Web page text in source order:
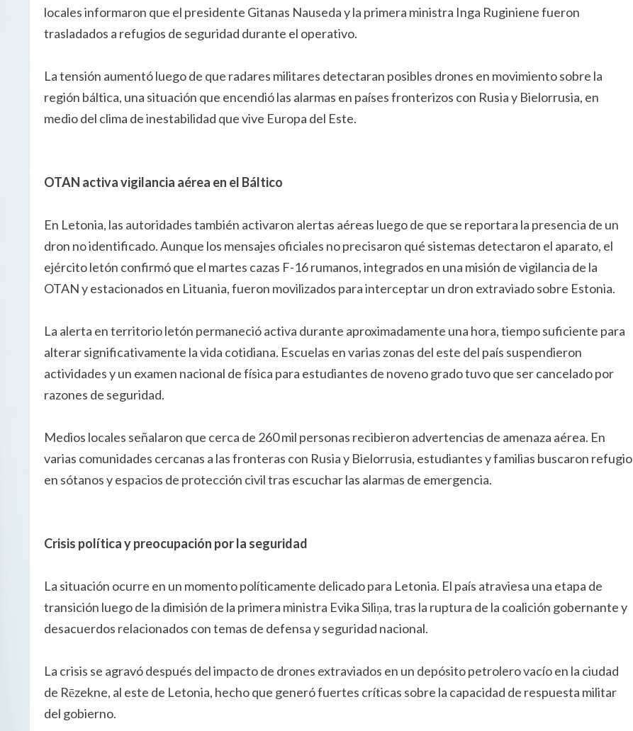
locales informaron que el presidente Gitanas Nauseda y la primera ministra Inga Ruginiene fueron
trasladados a refugios de seguridad durante el operativo.
La tensión aumentó luego de que radares militares detectaran posibles drones en movimiento sobre la
región báltica, una situación que encendió las alarmas en países fronterizos con Rusia y Bielorrusia, en
medio del clima de inestabilidad que vive Europa del Este.
OTAN activa vigilancia aérea en el Báltico
En Letonia, las autoridades también activaron alertas aéreas luego de que se reportara la presencia de un
dron no identificado. Aunque los mensajes oficiales no precisaron qué sistemas detectaron el aparato, el
ejército letón confirmó que el martes cazas F-16 rumanos, integrados en una misión de vigilancia de la
OTAN y estacionados en Lituania, fueron movilizados para interceptar un dron extraviado sobre Estonia.
La alerta en territorio letón permaneció activa durante aproximadamente una hora, tiempo suficiente para
alterar significativamente la vida cotidiana. Escuelas en varias zonas del este del país suspendieron
actividades y un examen nacional de física para estudiantes de noveno grado tuvo que ser cancelado por
razones de seguridad.
Medios locales señalaron que cerca de 260 mil personas recibieron advertencias de amenaza aérea. En
varias comunidades cercanas a las fronteras con Rusia y Bielorrusia, estudiantes y familias buscaron refugio
en sótanos y espacios de protección civil tras escuchar las alarmas de emergencia.
Crisis política y preocupación por la seguridad
La situación ocurre en un momento políticamente delicado para Letonia. El país atraviesa una etapa de
transición luego de la dimisión de la primera ministra Evika Siliņa, tras la ruptura de la coalición gobernante y
desacuerdos relacionados con temas de defensa y seguridad nacional.
La crisis se agravó después del impacto de drones extraviados en un depósito petrolero vacío en la ciudad
de Rēzekne, al este de Letonia, hecho que generó fuertes críticas sobre la capacidad de respuesta militar
del gobierno.